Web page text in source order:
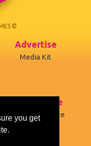
you get
©
Advertise
Media Kit
Terms of use
Terms of Service
Privacy Policy